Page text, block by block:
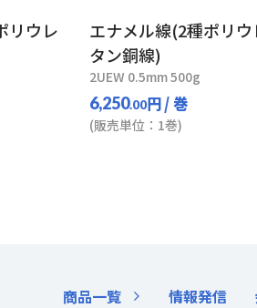
リウレ
エナメル線(2種ポリウ
タン銅線)
2UEW 0.5mm 500g
6,250.00円/ 巻
(販売単位：1巻)
商品一覧 情報発信